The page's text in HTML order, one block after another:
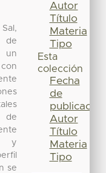
de
un
de
y
se
Autor
Título
Materia
Tipo
Esta
colección
Fecha
de
publicación
Autor
Título
Materia
Tipo